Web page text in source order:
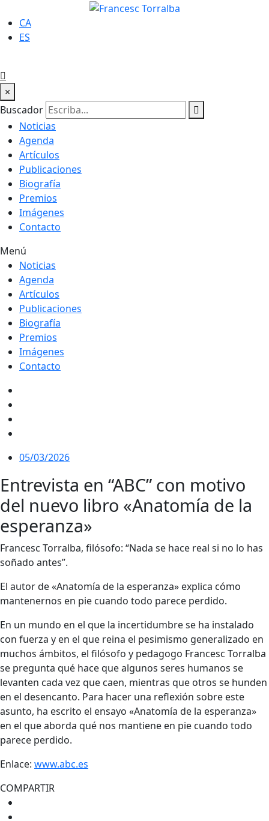
CA
ES
×
Buscador
Noticias
Agenda
Artículos
Publicaciones
Biografía
Premios
Imágenes
Contacto
Menú
Noticias
Agenda
Artículos
Publicaciones
Biografía
Premios
Imágenes
Contacto
05/03/2026
Entrevista en “ABC” con motivo
del nuevo libro «Anatomía de la
esperanza»
Francesc Torralba, filósofo: “Nada se hace real si no lo has
soñado antes”.
El autor de «Anatomía de la esperanza» explica cómo
mantenernos en pie cuando todo parece perdido.
En un mundo en el que la incertidumbre se ha instalado
con fuerza y en el que reina el pesimismo generalizado en
muchos ámbitos, el filósofo y pedagogo Francesc Torralba
se pregunta qué hace que algunos seres humanos se
levanten cada vez que caen, mientras que otros se hunden
en el desencanto. Para hacer una reflexión sobre este
asunto, ha escrito el ensayo «Anatomía de la esperanza»
en el que aborda qué nos mantiene en pie cuando todo
parece perdido.
Enlace: www.abc.es
COMPARTIR